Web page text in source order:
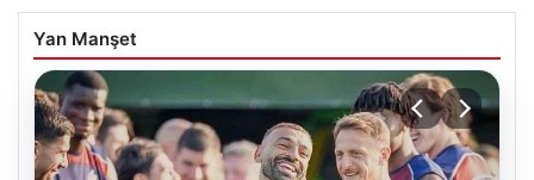
Yan Manşet